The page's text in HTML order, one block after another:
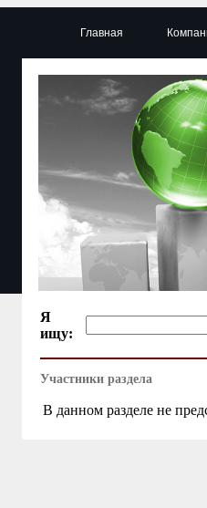
Главная
Я
ищу:
Участники раздела
В данном разделе не